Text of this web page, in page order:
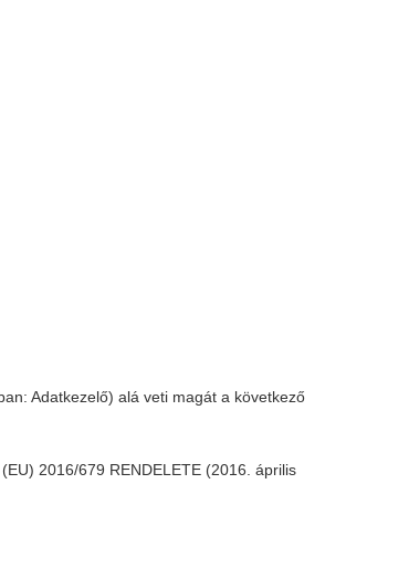
Adatkezelő) alá veti magát a következő
2016/679 RENDELETE (2016. április